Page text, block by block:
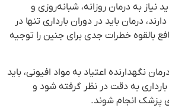
نیاز به درمان روزانه، شبانه‌روزی و
درمان باید در دوران بارداری تنها در
بالقوه خطرات جدی برای جنین را توجیه
نگهدارنده اعتیاد به مواد افیونی، باید
به دقت در نظر گرفته شود و
پزشک انجام شوند.